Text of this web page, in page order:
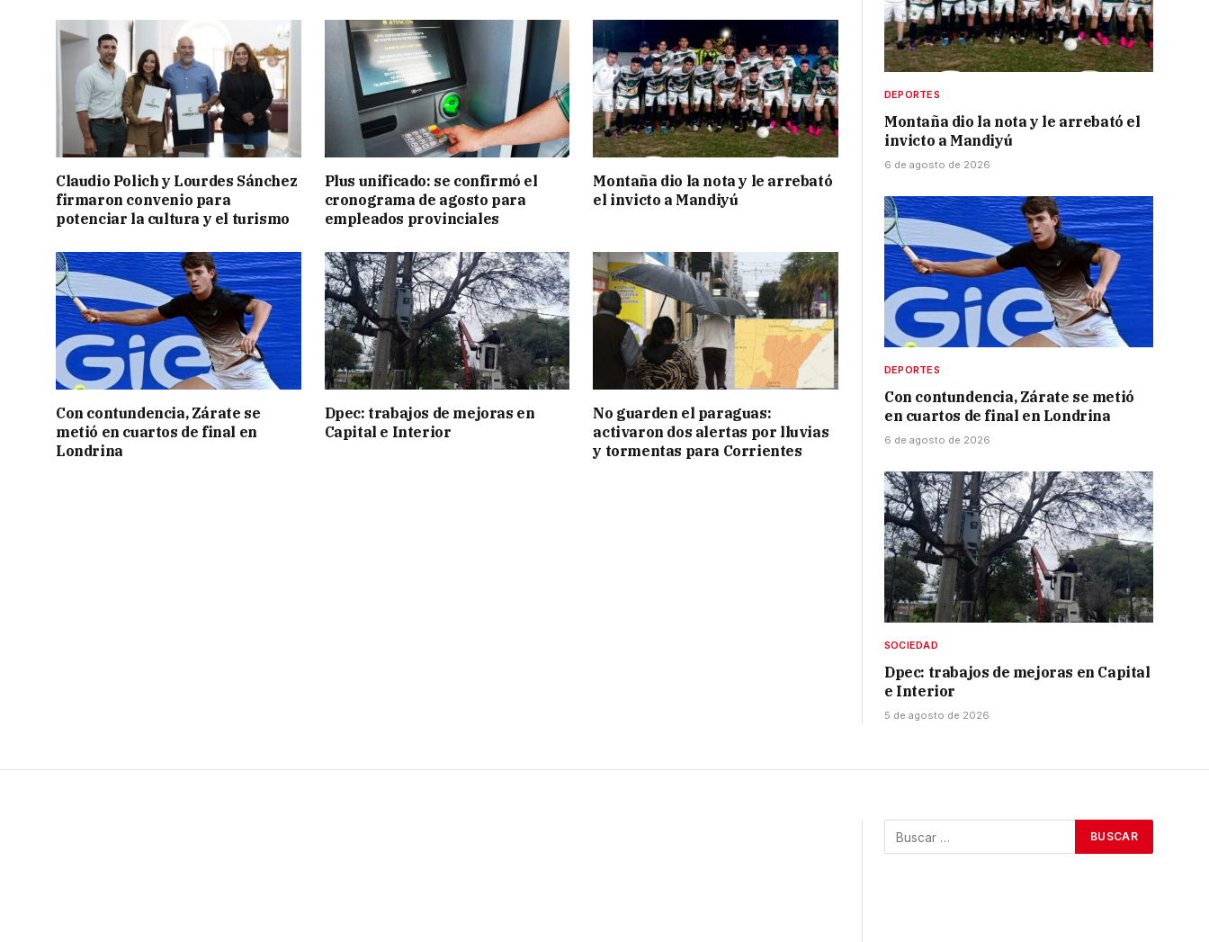
Claudio Polich y Lourdes Sánchez
firmaron convenio para
potenciar la cultura y el turismo
Plus unificado: se confirmó el
cronograma de agosto para
empleados provinciales
Montaña dio la nota y le arrebató
el invicto a Mandiyú
Con contundencia, Zárate se
metió en cuartos de final en
Londrina
Dpec: trabajos de mejoras en
Capital e Interior
No guarden el paraguas:
activaron dos alertas por lluvias
y tormentas para Corrientes
DEPORTES
Montaña dio la nota y le arrebató el
invicto a Mandiyú
6 de agosto de 2026
DEPORTES
Con contundencia, Zárate se metió
en cuartos de final en Londrina
6 de agosto de 2026
SOCIEDAD
Dpec: trabajos de mejoras en Capital
e Interior
5 de agosto de 2026